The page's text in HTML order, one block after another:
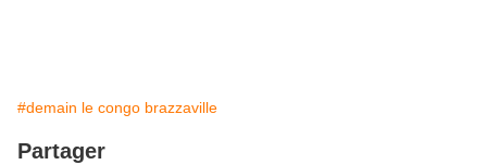
#demain le congo brazzaville
Partager